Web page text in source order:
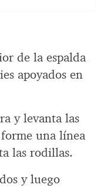
de la espalda
apoyados en
y levanta las
una línea
las rodillas.
y luego